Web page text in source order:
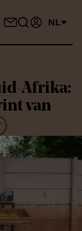
NL
Afrika:
van